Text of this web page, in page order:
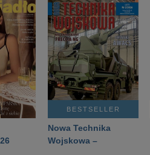
BESTSELLER
Nowa Technika
Wojskowa –